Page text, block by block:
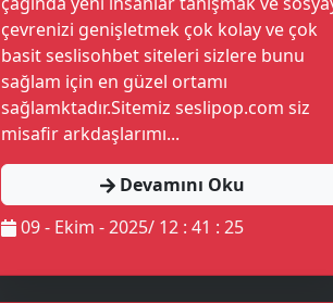
çevrenizi genişletmek çok kolay ve çok
basit seslisohbet siteleri sizlere bunu
sağlam için en güzel ortamı
sağlamktadır.Sitemiz seslipop.com siz
misafir arkdaşlarımı...
Devamını Oku
09 - Ekim - 2025/ 12 : 41 : 25